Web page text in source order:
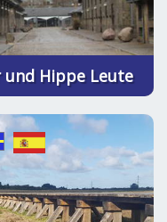
und Hippe Leute